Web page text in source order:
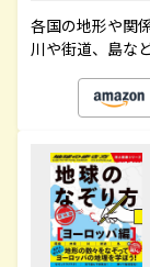
各国の地形や関
川や街道、島な